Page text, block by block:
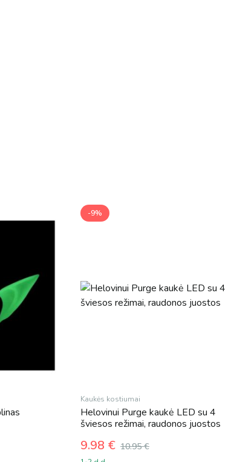
-9%
Kaukės kostiumai
Helovinui Purge kaukė LED su 4
šviesos režimai, raudonos juostos
10.95€
Original
9.98 €
Current